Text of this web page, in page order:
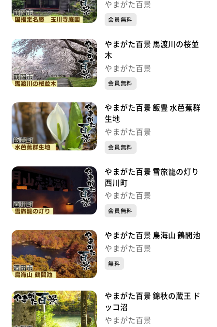
やまがた百景
会員無料
やまがた百景 馬渡川の桜並
木
やまがた百景
会員無料
やまがた百景 飯豊 水芭蕉群
生地
やまがた百景
会員無料
やまがた百景 雪旅籠の灯り
西川町
やまがた百景
会員無料
やまがた百景 鳥海山 鶴間池
やまがた百景
無料
やまがた百景 錦秋の蔵王 ド
ッコ沼
やまがた百景